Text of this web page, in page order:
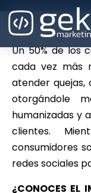
Un 50% de los
cada vez más
atender quejas,
otorgándole
humanizadas y
clientes.
consumidores
redes sociales
¿CONOCES EL